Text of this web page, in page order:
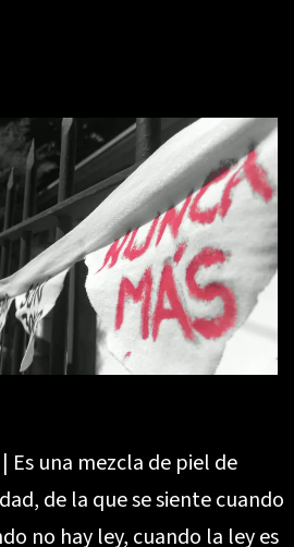
Es una mezcla de piel de
de la que se siente cuando
no hay ley, cuando la ley es